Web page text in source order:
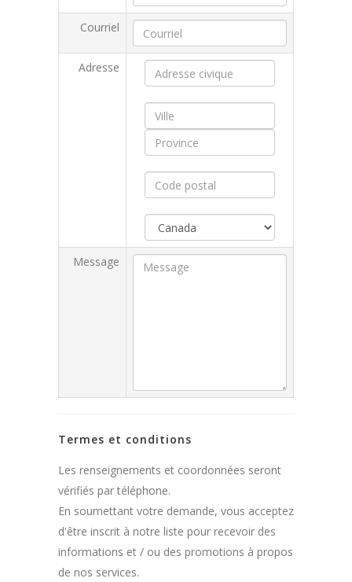
Courriel
Adresse
Message
Termes et conditions
Les renseignements et coordonnées seront
vérifiés par téléphone.
En soumettant votre demande, vous acceptez
d'être inscrit à notre liste pour recevoir des
informations et / ou des promotions à propos
de nos services.